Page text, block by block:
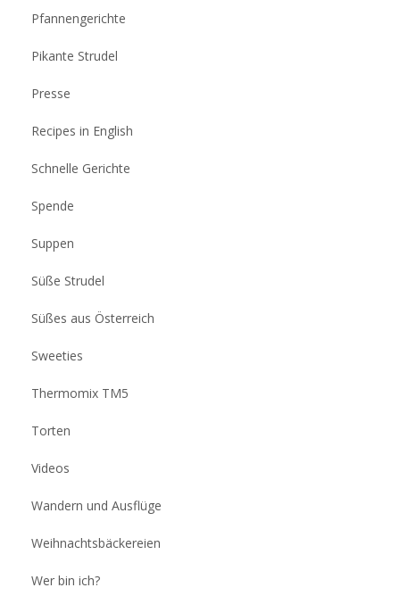
Pfannengerichte
Pikante Strudel
Presse
Recipes in English
Schnelle Gerichte
Spende
Suppen
Süße Strudel
Süßes aus Österreich
Sweeties
Thermomix TM5
Torten
Videos
Wandern und Ausflüge
Weihnachtsbäckereien
Wer bin ich?